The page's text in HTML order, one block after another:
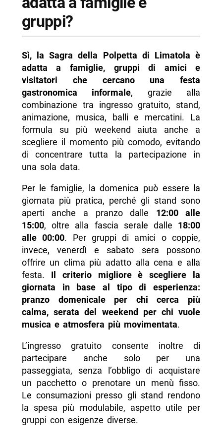
gruppi?
Sì, la Sagra della Polpetta di Limatola è
adatta a famiglie, gruppi di amici e
visitatori che cercano una festa
gastronomica informale, grazie alla
combinazione tra ingresso gratuito, stand,
animazione, musica, balli e mercatini. La
formula su più weekend aiuta anche a
scegliere il momento più comodo, evitando
di concentrare tutta la partecipazione in
una sola data.
Per le famiglie, la domenica può essere la
giornata più pratica, perché gli stand sono
aperti anche a pranzo dalle 12:00 alle
15:00, oltre alla fascia serale dalle 18:00
alle 00:00. Per gruppi di amici o coppie,
invece, venerdì e sabato sera possono
offrire un clima più adatto alla cena e alla
festa. Il criterio migliore è scegliere la
giornata in base al tipo di esperienza:
pranzo domenicale per chi cerca più
calma, serata del weekend per chi vuole
musica e atmosfera più movimentata.
L’ingresso gratuito consente inoltre di
partecipare anche solo per una
passeggiata, senza l’obbligo di acquistare
un pacchetto o prenotare un menù fisso.
Le consumazioni presso gli stand rendono
la spesa più modulabile, aspetto utile per
gruppi con esigenze diverse.